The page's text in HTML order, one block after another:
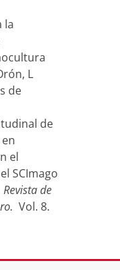
la
L
de
de
el
SCImago
Revista de
Vol. 8.